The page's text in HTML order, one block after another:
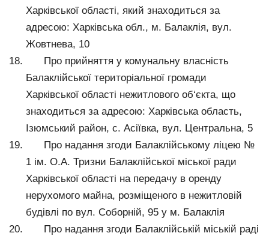
Харківської області, який знаходиться за
адресою: Харківська обл., м. Балаклія, вул.
Жовтнева, 10
Про прийняття у комунальну власність
Балаклійської територіальної громади
Харківської області нежитлового об‘єкта, що
знаходиться за адресою: Харківська область,
Ізюмський район, с. Асіївка, вул. Центральна, 5
Про надання згоди Балаклійському ліцею №
1 ім. О.А. Тризни Балаклійської міської ради
Харківської області на передачу в оренду
нерухомого майна, розміщеного в нежитловій
будівлі по вул. Соборній, 95 у м. Балаклія
Про надання згоди Балаклійській міській раді